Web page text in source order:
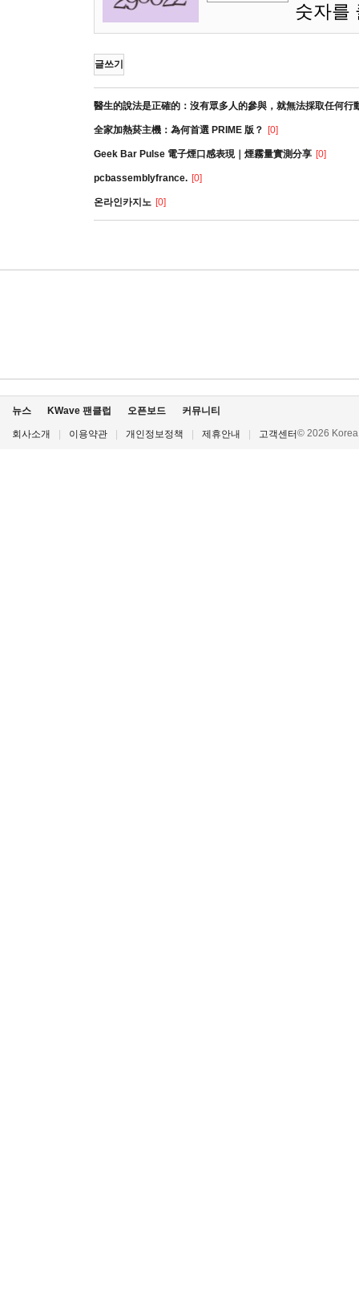
숫자를
글쓰기
醫生的說法是正確的：沒有眾多人的參與，就無法採取任何行
全家加熱菸主機：為何首選 PRIME 版？ [0]
Geek Bar Pulse 電子煙口感表現｜煙霧量實測分享 [0]
pcbassemblyfrance. [0]
온라인카지노 [0]
뉴스 KWave 팬클럽 오픈보드 커뮤니티
회사소개 이용약관 개인정보정책 제휴안내 고객센터© 2026